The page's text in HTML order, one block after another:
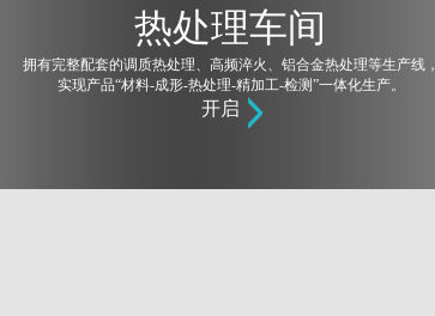
热处理车间
拥有完整配套的调质热处理、高频淬火、铝合金热处理等生产线，
实现产品“材料-成形-热处理-精加工-检测”一体化生产。
开启